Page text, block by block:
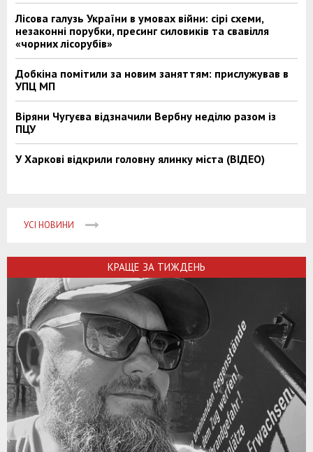
Лісова галузь України в умовах війни: сірі схеми,
незаконні порубки, пресинг силовиків та свавілля
«чорних лісорубів»
Добкіна помітили за новим заняттям: прислужував в
УПЦ МП
Віряни Чугуєва відзначили Вербну неділю разом із
ПЦУ
У Харкові відкрили головну ялинку міста (ВІДЕО)
УСІ НОВИНИ
КРАЩЕ ЗА ТИЖДЕНЬ